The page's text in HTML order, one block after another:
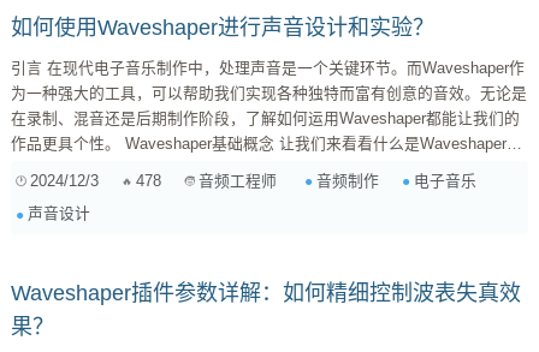
如何使用Waveshaper进行声音设计和实验？
引言 在现代电子音乐制作中，处理声音是一个关键环节。而Waveshaper作
为一种强大的工具，可以帮助我们实现各种独特而富有创意的音效。无论是
在录制、混音还是后期制作阶段，了解如何运用Waveshaper都能让我们的
作品更具个性。 Waveshaper基础概念 让我们来看看什么是Waveshaper。
号转换为新的波形，从而增添丰富的谐波成分，使得最终输出的声音更加饱
满。这种技术常被用于吉他、合成器以及其他乐器上，以营造出独特的音
2024/12/3 478 音频工程师 音频制作
电子音乐
声音设计
Waveshaper插件参数详解：如何精细控制波表失真效
果？